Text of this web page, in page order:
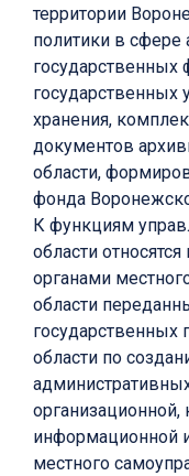
территории
политики в сфере
государственных
государственных
хранения,
документов
области,
фонда
К функциям
области
органами
области
области по
организационной,
информационной
местного